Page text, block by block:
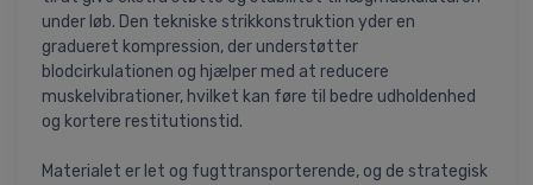
under løb. Den tekniske strikkonstruktion yder en
gradueret kompression, der understøtter
blodcirkulationen og hjælper med at reducere
muskelvibrationer, hvilket kan føre til bedre udholdenhed
og kortere restitutionstid.
Materialet er let og fugttransporterende, og de strategisk